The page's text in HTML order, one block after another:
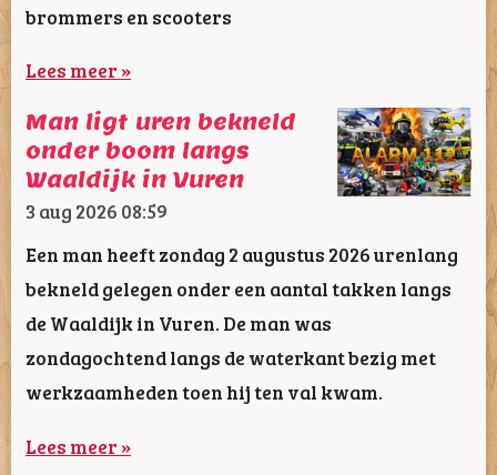
brommers en scooters
Lees meer »
Man ligt uren bekneld
onder boom langs
Waaldijk in Vuren
3 aug 2026 08:59
Een man heeft zondag 2 augustus 2026 urenlang
bekneld gelegen onder een aantal takken langs
de Waaldijk in Vuren. De man was
zondagochtend langs de waterkant bezig met
werkzaamheden toen hij ten val kwam.
Lees meer »